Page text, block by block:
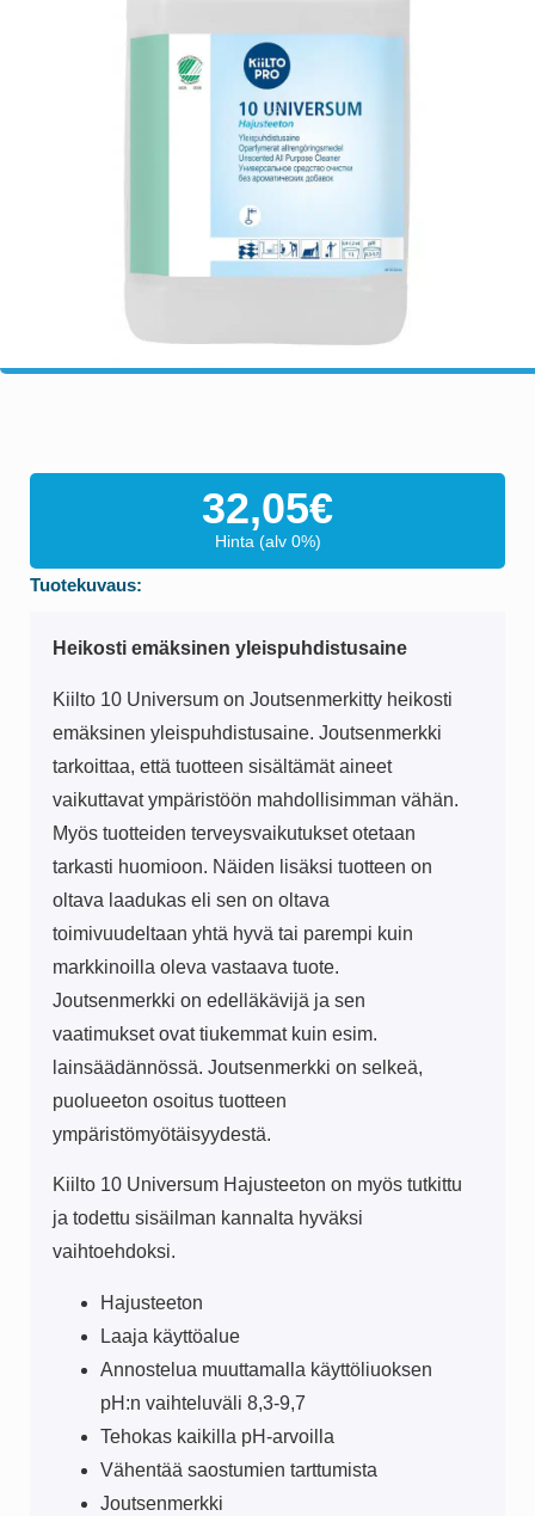
32,05€
Hinta (alv 0%)
Tuotekuvaus:
Heikosti emäksinen yleispuhdistusaine
Kiilto 10 Universum on Joutsenmerkitty heikosti
emäksinen yleispuhdistusaine. Joutsenmerkki
tarkoittaa, että tuotteen sisältämät aineet
vaikuttavat ympäristöön mahdollisimman vähän.
Myös tuotteiden terveysvaikutukset otetaan
tarkasti huomioon. Näiden lisäksi tuotteen on
oltava laadukas eli sen on oltava
toimivuudeltaan yhtä hyvä tai parempi kuin
markkinoilla oleva vastaava tuote.
Joutsenmerkki on edelläkävijä ja sen
vaatimukset ovat tiukemmat kuin esim.
lainsäädännössä. Joutsenmerkki on selkeä,
puolueeton osoitus tuotteen
ympäristömyötäisyydestä.
Kiilto 10 Universum Hajusteeton on myös tutkittu
ja todettu sisäilman kannalta hyväksi
vaihtoehdoksi.
Hajusteeton
Laaja käyttöalue
Annostelua muuttamalla käyttöliuoksen
pH:n vaihteluväli 8,3-9,7
Tehokas kaikilla pH-arvoilla
Vähentää saostumien tarttumista
Joutsenmerkki